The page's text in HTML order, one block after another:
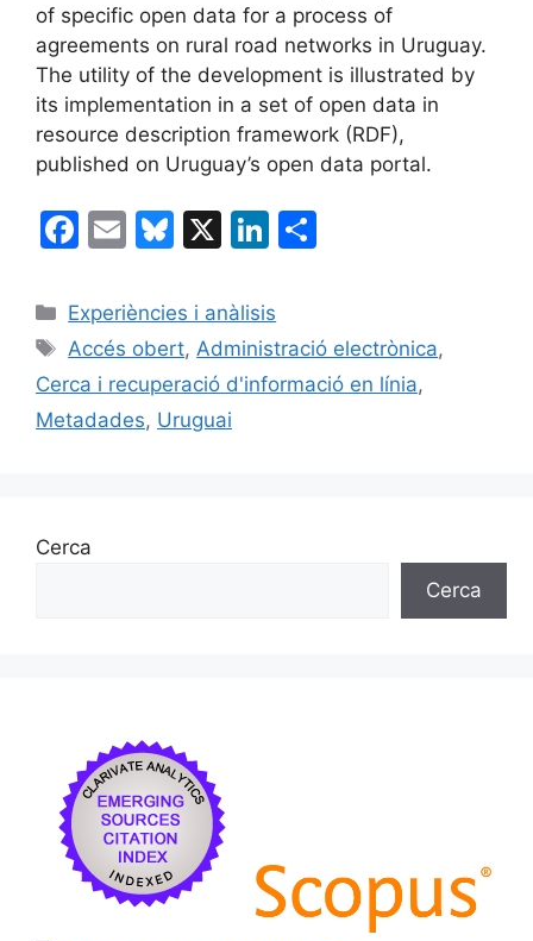
of specific open data for a process of
agreements on rural road networks in Uruguay.
The utility of the development is illustrated by
its implementation in a set of open data in
resource description framework (RDF),
published on Uruguay’s open data portal.
F
c
e
b
o
E
ai
l
Bl
e
s
k
y
X
Li
k
e
dI
p
ar
Categories
Experiències i anàlisis
Etiquetes
Accés obert, Administració electrònica,
Cerca i recuperació d'informació en línia,
Metadades, Uruguai
Cerca
Cerca